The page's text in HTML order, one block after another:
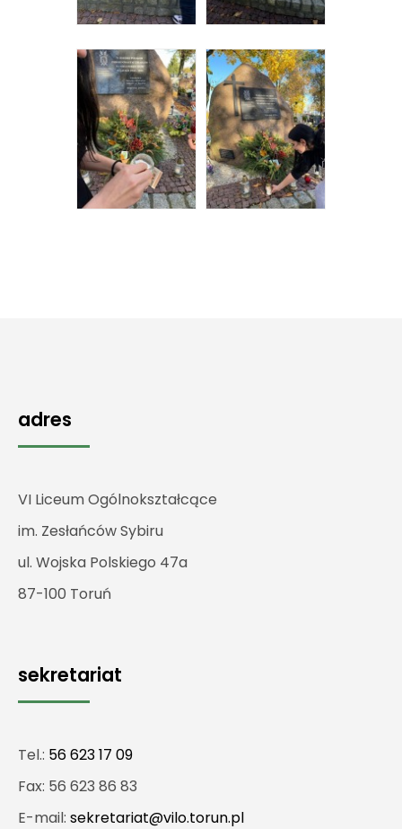
adres
VI Liceum Ogólnokształcące
im. Zesłańców Sybiru
ul. Wojska Polskiego 47a
87-100 Toruń
sekretariat
Tel.: 56 623 17 09
Fax: 56 623 86 83
E-mail: sekretariat@vilo.torun.pl